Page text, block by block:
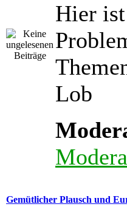
Hier
Lob
Gemütlicher Plausch und